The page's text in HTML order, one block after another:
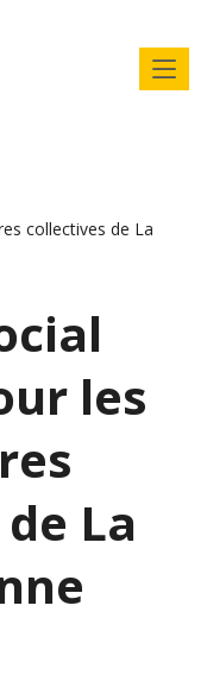
collectives de La
les
La